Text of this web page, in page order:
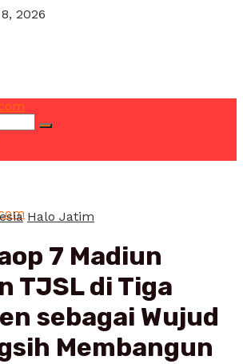
2026
Halo Jatim
7 Madiun
TJSL di Tiga
sebagai Wujud
Membangun